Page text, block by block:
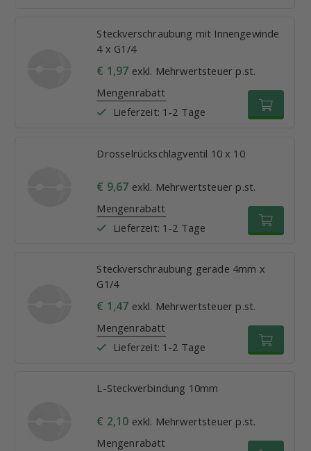
Steckverschraubung mit Innengewinde
4 x G1/4
€ 1,97 exkl. Mehrwertsteuer p.st.
Mengenrabatt
Lieferzeit: 1-2 Tage
Drosselrückschlagventil 10 x 10
€ 9,67 exkl. Mehrwertsteuer p.st.
Mengenrabatt
Lieferzeit: 1-2 Tage
Steckverschraubung gerade 4mm x
G1/4
€ 1,47 exkl. Mehrwertsteuer p.st.
Mengenrabatt
Lieferzeit: 1-2 Tage
L-Steckverbindung 10mm
€ 2,10 exkl. Mehrwertsteuer p.st.
Mengenrabatt